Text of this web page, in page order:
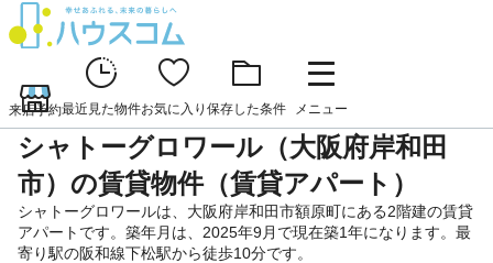
来店予約最近見た物件お気に入り 保存した条件 メニュー
シャトーグロワール（大阪府岸和田
市）の賃貸物件（賃貸アパート）
シャトーグロワールは、大阪府岸和田市額原町にある2階建の賃貸
アパートです。築年月は、2025年9月で現在築1年になります。最
寄り駅の阪和線下松駅から徒歩10分です。